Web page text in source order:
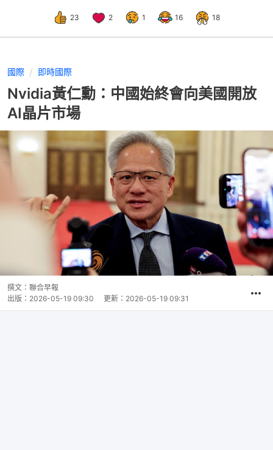
23 2 1 16 18
國際 即時國際
Nvidia黃仁勳：中國始終會向美國開放
AI晶片市場
撰文： 聯合早報
出版： 2026-05-19 09:30 更新： 2026-05-19 09:31